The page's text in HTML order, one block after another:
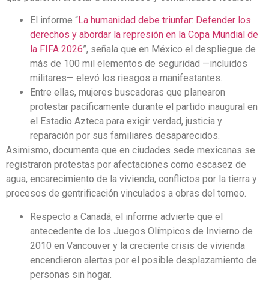
El informe “La humanidad debe triunfar: Defender los
derechos y abordar la represión en la Copa Mundial de
la FIFA 2026”, señala que en México el despliegue de
más de 100 mil elementos de seguridad —incluidos
militares— elevó los riesgos a manifestantes.
Entre ellas, mujeres buscadoras que planearon
protestar pacíficamente durante el partido inaugural en
el Estadio Azteca para exigir verdad, justicia y
reparación por sus familiares desaparecidos.
Asimismo, documenta que en ciudades sede mexicanas se
registraron protestas por afectaciones como escasez de
agua, encarecimiento de la vivienda, conflictos por la tierra y
procesos de gentrificación vinculados a obras del torneo.
Respecto a Canadá, el informe advierte que el
antecedente de los Juegos Olímpicos de Invierno de
2010 en Vancouver y la creciente crisis de vivienda
encendieron alertas por el posible desplazamiento de
personas sin hogar.